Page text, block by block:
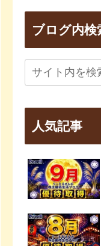
ブログ内検
人気記事